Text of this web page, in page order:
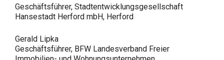
Geschäftsführer, Stadtentwicklungsgesellschaft
Hansestadt Herford mbH, Herford
Gerald Lipka
Geschäftsführer, BFW Landesverband Freier